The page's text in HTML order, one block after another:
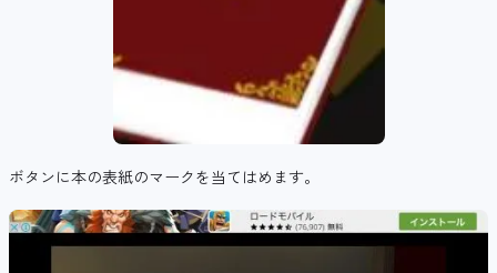
ボタンに本の表紙のマークを当てはめます。